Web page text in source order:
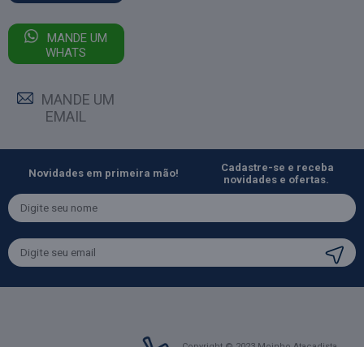
MANDE UM
WHATS
MANDE UM
EMAIL
Novidades em primeira mão!
Cadastre-se e receba
novidades e ofertas.